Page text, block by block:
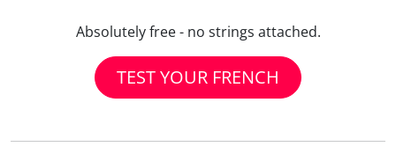
Absolutely free - no strings attached.
TEST YOUR FRENCH